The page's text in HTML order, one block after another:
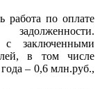
работа по оплате
задолженности.
с заключенными
в том числе
– 0,6 млн.руб.,